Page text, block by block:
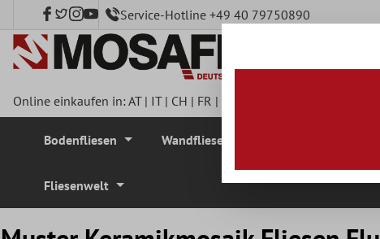
springen Service-Hotline +49 40 79750890
Online einkaufen in:AT| IT| CH | FR |
Bodenfliesen Wandfliesen
Fliesenwelt